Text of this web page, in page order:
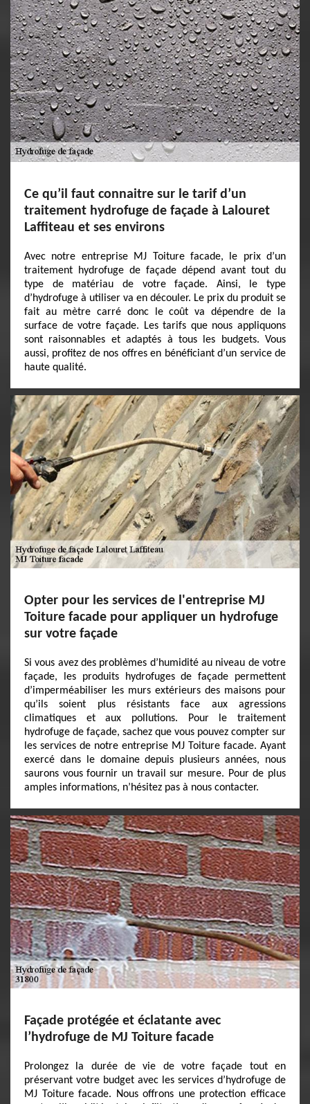
Ce qu’il faut connaitre sur le tarif d’un
traitement hydrofuge de façade à Lalouret
Laffiteau et ses environs
Avec notre entreprise MJ Toiture facade, le prix d’un
traitement hydrofuge de façade dépend avant tout du
type de matériau de votre façade. Ainsi, le type
d’hydrofuge à utiliser va en découler. Le prix du produit se
fait au mètre carré donc le coût va dépendre de la
surface de votre façade. Les tarifs que nous appliquons
sont raisonnables et adaptés à tous les budgets. Vous
aussi, profitez de nos offres en bénéficiant d’un service de
haute qualité.
Opter pour les services de l'entreprise MJ
Toiture facade pour appliquer un hydrofuge
sur votre façade
Si vous avez des problèmes d’humidité au niveau de votre
façade, les produits hydrofuges de façade permettent
d’imperméabiliser les murs extérieurs des maisons pour
qu’ils soient plus résistants face aux agressions
climatiques et aux pollutions. Pour le traitement
hydrofuge de façade, sachez que vous pouvez compter sur
les services de notre entreprise MJ Toiture facade. Ayant
exercé dans le domaine depuis plusieurs années, nous
saurons vous fournir un travail sur mesure. Pour de plus
amples informations, n’hésitez pas à nous contacter.
Façade protégée et éclatante avec
l’hydrofuge de MJ Toiture facade
Prolongez la durée de vie de votre façade tout en
préservant votre budget avec les services d’hydrofuge de
MJ Toiture facade. Nous offrons une protection efficace